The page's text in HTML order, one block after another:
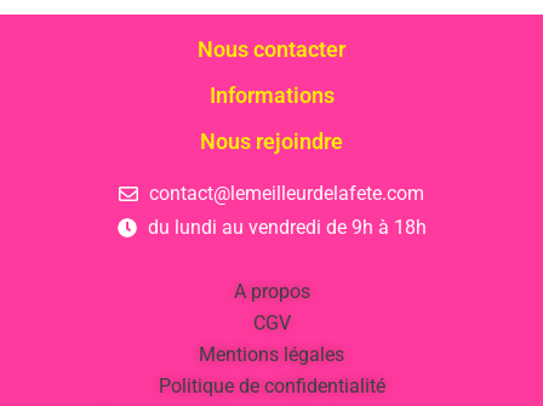
Nous contacter
Informations
Nous rejoindre
contact@lemeilleurdelafete.com
du lundi au vendredi de 9h à 18h
A propos
CGV
Mentions légales
Politique de confidentialité